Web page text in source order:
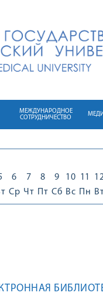
МЕЖДУНАРОДНОЕ
СОТРУДНИЧЕСТВО
6
Ср
7
Чт
8
Пт
9
Сб
10
Вс
11
Пн